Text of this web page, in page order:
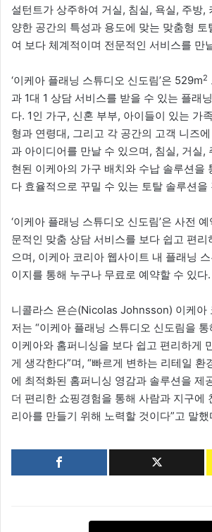
설턴트가 상주하여 거실, 침실, 욕실, 주방,
양한 공간의 특성과 용도에 맞는 맞춤형
여 보다 체계적이며 전문적인 서비스를 만
‘이케아 플래닝 스튜디오 신도림’은 529m2
과 1대 1 상담 서비스를 받을 수 있는 플래
다. 1인 가구, 신혼 부부, 아이들이 있는 가
형과 연령대, 그리고 각 공간의 고객 니즈
과 아이디어를 만날 수 있으며, 침실, 거실,
현된 이케아의 가구 배치와 수납 솔루션을
다 효율적으로 꾸밀 수 있는 토탈 솔루션을
‘이케아 플래닝 스튜디오 신도림’은 사전
문적인 맞춤 상담 서비스를 보다 쉽고 편리
으며, 이케아 코리아 웹사이트 내 플래닝
이지를 통해 누구나 무료로 예약할 수 있다.
니콜라스 욘슨(Nicolas Johnsson) 이케아
저는 “이케아 플래닝 스튜디오 신도림을
이케아와 홈퍼니싱을 보다 쉽고 편리하게
게 생각한다”며, “빠르게 변하는 리테일 환
에 최적화된 홈퍼니싱 영감과 솔루션을 제
더 편리한 쇼핑경험을 통해 사람과 지구에
리아를 만들기 위해 노력할 것이다”고 말했